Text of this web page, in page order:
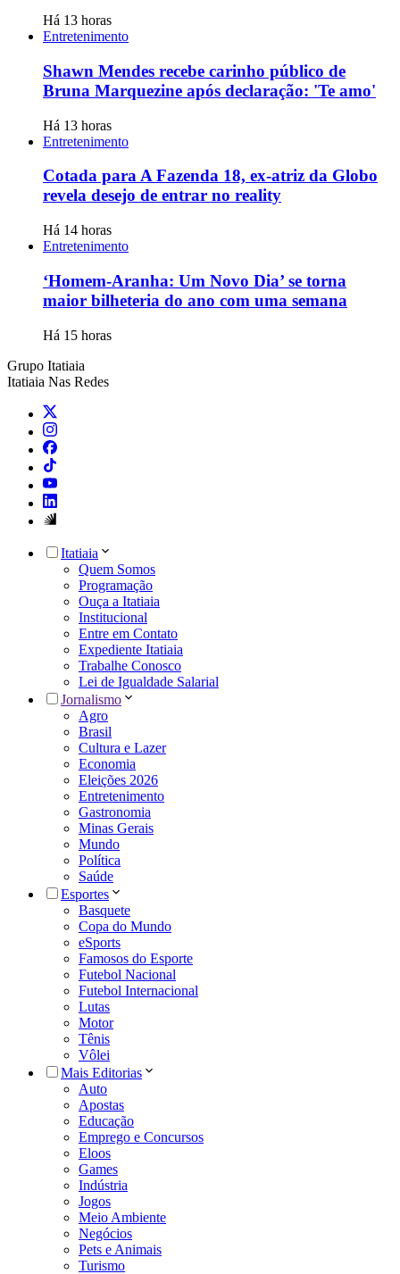
Há 13 horas
Entretenimento
Shawn Mendes recebe carinho público de
Bruna Marquezine após declaração: 'Te amo'
Há 13 horas
Entretenimento
Cotada para A Fazenda 18, ex-atriz da Globo
revela desejo de entrar no reality
Há 14 horas
Entretenimento
‘Homem-Aranha: Um Novo Dia’ se torna
maior bilheteria do ano com uma semana
Há 15 horas
Grupo Itatiaia
Itatiaia Nas Redes
Itatiaia
Quem Somos
Programação
Ouça a Itatiaia
Institucional
Entre em Contato
Expediente Itatiaia
Trabalhe Conosco
Lei de Igualdade Salarial
Jornalismo
Agro
Brasil
Cultura e Lazer
Economia
Eleições 2026
Entretenimento
Gastronomia
Minas Gerais
Mundo
Política
Saúde
Esportes
Basquete
Copa do Mundo
eSports
Famosos do Esporte
Futebol Nacional
Futebol Internacional
Lutas
Motor
Tênis
Vôlei
Mais Editorias
Auto
Apostas
Educação
Emprego e Concursos
Eloos
Games
Indústria
Jogos
Meio Ambiente
Negócios
Pets e Animais
Turismo